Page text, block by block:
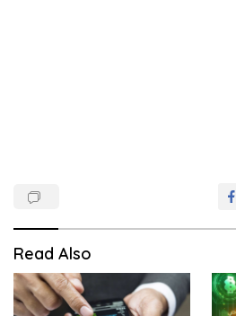
Read Also